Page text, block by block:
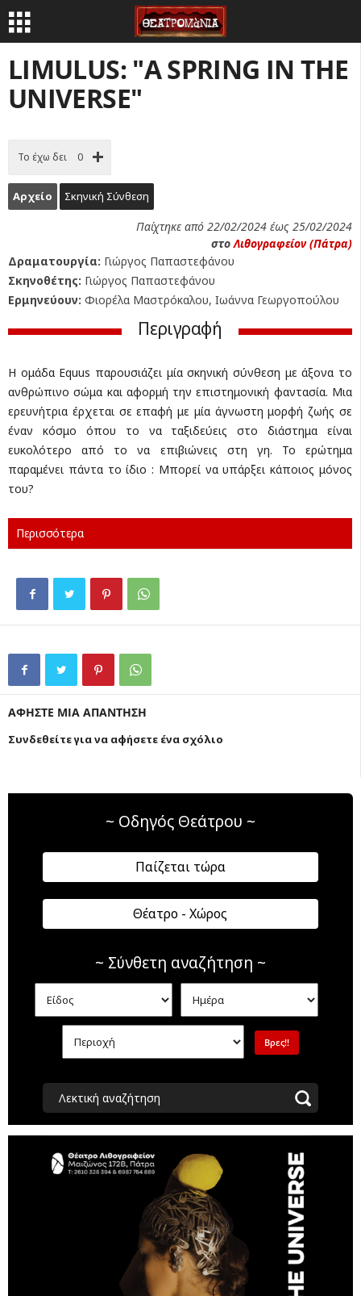
LIMULUS: "A SPRING IN THE
UNIVERSE"
Το έχω δει 0
Αρχείο Σκηνική Σύνθεση
Παίχτηκε από 22/02/2024 έως 25/02/2024
στοΛιθογραφείον (Πάτρα)
Δραματουργία: Γιώργος Παπαστεφάνου
Σκηνοθέτης: Γιώργος Παπαστεφάνου
Ερμηνεύουν: Φιορέλα Μαστρόκαλου, Ιωάννα Γεωργοπούλου
Περιγραφή
Η ομάδα Equus παρουσιάζει μία σκηνική σύνθεση με άξονα το
ανθρώπινο σώμα και αφορμή την επιστημονική φαντασία. Μια
ερευνήτρια έρχεται σε επαφή με μία άγνωστη μορφή ζωής σε
έναν κόσμο όπου το να ταξιδεύεις στο διάστημα είναι
ευκολότερο από το να επιβιώνεις στη γη. Το ερώτημα
παραμένει πάντα το ίδιο : Μπορεί να υπάρξει κάποιος μόνος
του?
Περισσότερα
ΑΦΗΣΤΕ ΜΙΑ ΑΠΑΝΤΗΣΗ
Συνδεθείτε για να αφήσετε ένα σχόλιο
~ Οδηγός Θεάτρου ~
Παίζεται τώρα
Θέατρο - Χώρος
~ Σύνθετη αναζήτηση ~
Λεκτική αναζήτηση